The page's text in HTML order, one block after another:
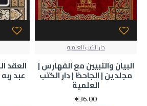
دار الكتب العلمية
البيان والتبيين مع الفهارس |
مجلدين | الجاحظ | دار الكتب
العلمية
€36.00
عبد